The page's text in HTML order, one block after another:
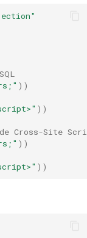
))
))
Cross-Site
))
))